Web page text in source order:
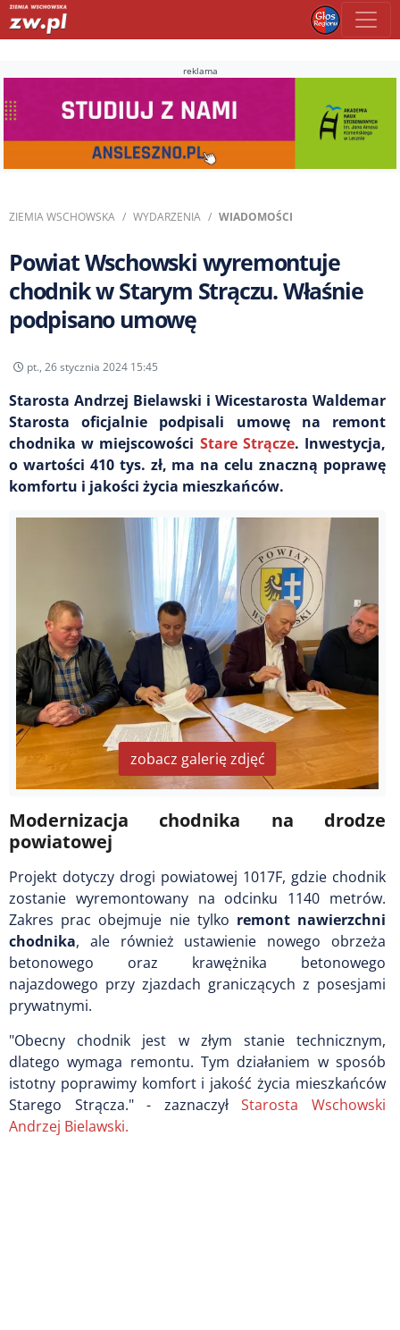
reklama
ZIEMIA WSCHOWSKA WYDARZENIA WIADOMOŚCI
Powiat Wschowski wyremontuje
chodnik w Starym Strączu. Właśnie
podpisano umowę
pt., 26 stycznia 2024 15:45
Starosta Andrzej Bielawski i Wicestarosta Waldemar
Starosta oficjalnie podpisali umowę na remont
chodnika w miejscowości Stare Strącze. Inwestycja,
o wartości 410 tys. zł, ma na celu znaczną poprawę
komfortu i jakości życia mieszkańców.
zobacz galerię zdjęć
Modernizacja chodnika na drodze
powiatowej
Projekt dotyczy drogi powiatowej 1017F, gdzie chodnik
zostanie wyremontowany na odcinku 1140 metrów.
Zakres prac obejmuje nie tylko remont nawierzchni
chodnika, ale również ustawienie nowego obrzeża
betonowego oraz krawężnika betonowego
najazdowego przy zjazdach graniczących z posesjami
prywatnymi.
"Obecny chodnik jest w złym stanie technicznym,
dlatego wymaga remontu. Tym działaniem w sposób
istotny poprawimy komfort i jakość życia mieszkańców
Starego Strącza." - zaznaczyłStarosta Wschowski
Andrzej Bielawski.